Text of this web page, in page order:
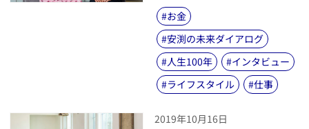
#お金
#安渕の未来ダイアログ
#人生100年 #インタビュー
#ライフスタイル #仕事
2019年10月16日